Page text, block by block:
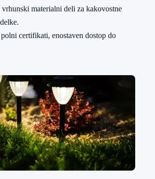
materialni deli za kakovostne
certifikati, enostaven dostop do